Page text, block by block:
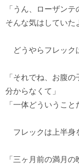
「うん、ローザン
そんな気はしていた
どうやらフレック
「それでね、お腹
分からなくて」
「一体どういうこと
フレックは上半身
「三ヶ月前の満月